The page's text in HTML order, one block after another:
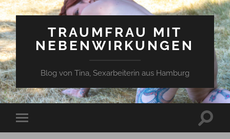
TRAUMFRAU MIT
NEBENWIRKUNGEN
Blog von Tina, Sexarbeiterin aus Hamburg
Mobile-
Menü